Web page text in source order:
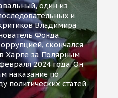
один из
и
Владимира
Фонда
скончался
Харпе за Полярным
2024 года. Он
наказание по
политических статей